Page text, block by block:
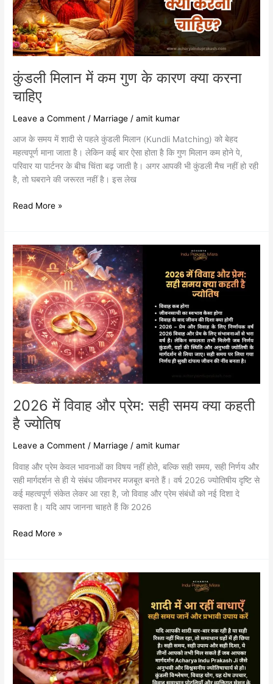
कुंडली मिलान में कम गुण के कारण क्या करना
चाहिए
Leave a Comment / Marriage /amit kumar
आज के समय में शादी से पहले कुंडली मिलान (Kundli Matching) को बेहद
महत्वपूर्ण माना जाता है। लेकिन कई बार ऐसा होता है कि गुण मिलान कम होने पे,
परिवार या पार्टनर के बीच चिंता बढ़ जाती है। अगर आपकी भी कुंडली मैच नहीं हो रही
है, तो घबराने की जरूरत नहीं है। इस लेख
कारण
क्या
करना
चाहिए
Read More »
2026 में विवाह और प्रेम: सही समय क्या कहती
है ज्योतिष
Leave a Comment / Marriage /amit kumar
विवाह और प्रेम केवल भावनाओं का विषय नहीं होते, बल्कि सही समय, सही निर्णय और
सही मार्गदर्शन से ही ये संबंध जीवनभर मजबूत बनते हैं। वर्ष 2026 ज्योतिषीय दृष्टि से
कई महत्वपूर्ण संकेत लेकर आ रहा है, जो विवाह और प्रेम संबंधों को नई दिशा दे
सकता है। यदि आप जानना चाहते हैं कि 2026
2026
में
विवाह
और
प्रेम:
सही
समय
क्या
कहती
है
ज्योतिष
Read More »
शादी
आ
रहीं
बाधाएँ
सही
समय
जानें